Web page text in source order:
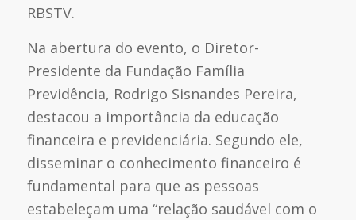
RBSTV.
Na abertura do evento, o Diretor-
Presidente da Fundação Família
Previdência, Rodrigo Sisnandes Pereira,
destacou a importância da educação
financeira e previdenciária. Segundo ele,
disseminar o conhecimento financeiro é
fundamental para que as pessoas
estabeleçam uma “relação saudável com o